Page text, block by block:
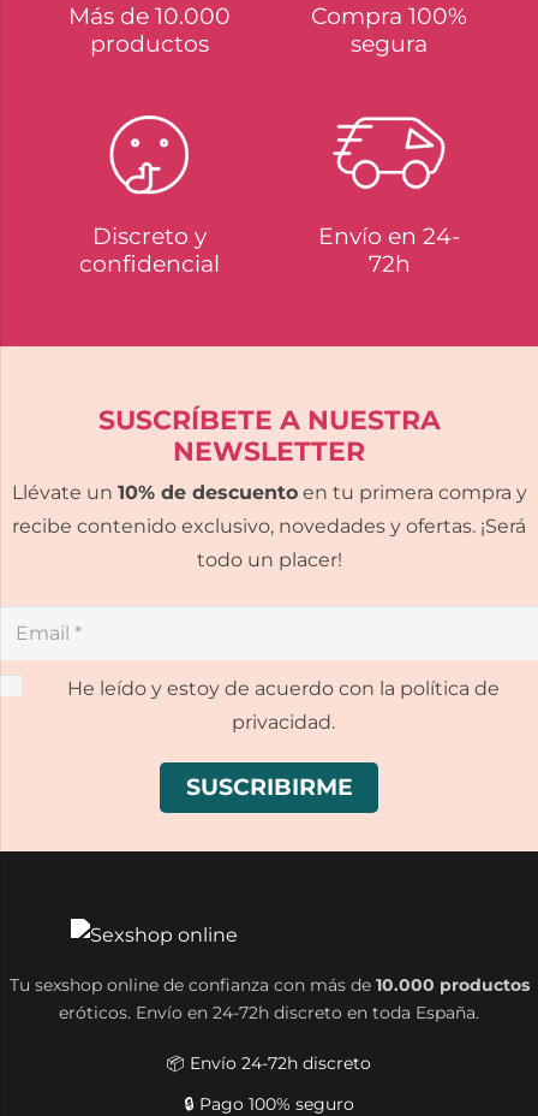
Más de 10.000
productos
Compra 100%
segura
Discreto y
confidencial
Envío en 24-
72h
SUSCRÍBETE A NUESTRA
NEWSLETTER
Llévate un 10% de descuentoen tu primera compra y
recibe contenido exclusivo, novedades y ofertas. ¡Será
todo un placer!
He leído y estoy de acuerdo con la política de
privacidad.
Tu sexshop online de confianza con más de 10.000 productos
eróticos. Envío en 24-72h discreto en toda España.
📦 Envío 24-72h discreto
🔒 Pago 100% seguro